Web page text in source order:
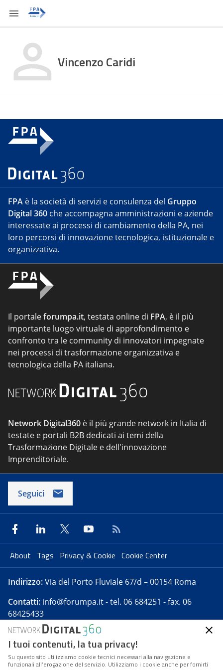
Vincenzo Caridi
FPA è la società di servizi e consulenza del Gruppo
Digital 360 che accompagna amministrazioni e aziende
interessate ai processi di cambiamento della PA, nei
loro percorsi di innovazione tecnologica, istituzionale e
organizzativa.
Il portaleforumpa.it, testata online di FPA, è il più
importante luogo virtuale di approfondimento e
confronto tra le community di innovatori impegnate
nei processi di trasformazione organizzativa e
tecnologica della PA italiana.
Network Digital360 è il più grande network in Italia di
testate e portali B2B dedicati ai temi della
Trasformazione Digitale e dell'innovazione
Imprenditoriale.
Seguici
About Tags Privacy & Cookie Cookie Center
Indirizzo:Via del Porto Fluviale 67/d – 00154 Roma
Contatti: info@forumpa.it- tel. 06 684251 - fax. 06
68425433
Forumpa.itè una pubblicazione telematica iscritta
presso Registro della stampa del Tribunale di Roma -
Reg. n. 182 del 2 maggio 2008 - Direttore resp. Michela
I tuoi contenuti, la tua privacy!
Su questo sito utilizziamo cookie tecnici necessari alla navigazione e
funzionali all’erogazione del servizio. Utilizziamo i cookie anche per fornirti